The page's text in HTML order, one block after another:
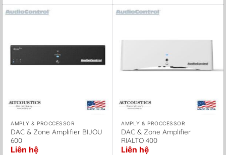
AMPLY & PROCCESSOR
DAC & Zone Amplifier BIJOU
600
Liên hệ
AMPLY & PROCCESSOR
DAC & Zone Amplifier
RIALTO 400
Liên hệ